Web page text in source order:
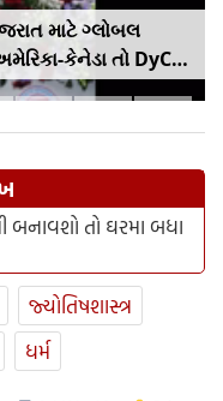
માટે ગ્લોબલ
કેનેડા તો DyCM
યુરોપ ગજવશે
બનાવશો તો ઘરમા બધા
જ્યોતિષશાસ્ત્ર
ધર્મ